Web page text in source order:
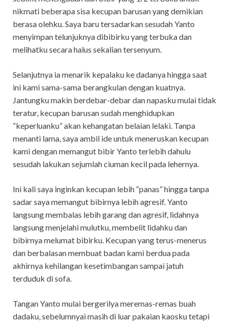
nikmati beberapa sisa kecupan barusan yang demikian
berasa olehku. Saya baru tersadarkan sesudah Yanto
menyimpan telunjuknya dibibirku yang terbuka dan
melihatku secara halus sekalian tersenyum.
Selanjutnya ia menarik kepalaku ke dadanya hingga saat
ini kami sama-sama berangkulan dengan kuatnya.
Jantungku makin berdebar-debar dan napasku mulai tidak
teratur, kecupan barusan sudah menghidupkan
“keperluanku” akan kehangatan belaian lelaki. Tanpa
menanti lama, saya ambil ide untuk meneruskan kecupan
kami dengan memangut bibir Yanto terlebih dahulu
sesudah lakukan sejumlah ciuman kecil pada lehernya.
Ini kali saya inginkan kecupan lebih “panas” hingga tanpa
sadar saya memangut bibirnya lebih agresif. Yanto
langsung membalas lebih garang dan agresif, lidahnya
langsung menjelahi mulutku, membelit lidahku dan
bibirnya melumat bibirku. Kecupan yang terus-menerus
dan berbalasan membuat badan kami berdua pada
akhirnya kehilangan kesetimbangan sampai jatuh
terduduk di sofa.
Tangan Yanto mulai bergerilya meremas-remas buah
dadaku, sebelumnyai masih di luar pakaian kaosku tetapi